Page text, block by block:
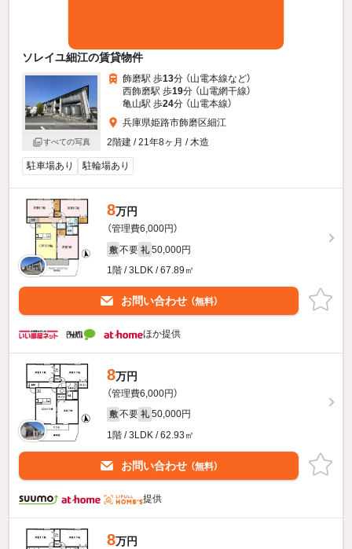
ソレイユ細江の賃貸物件
すべての写真
飾磨駅 歩13分 （山電本線など）
西飾磨駅 歩19分 （山電網干線）
亀山駅 歩24分 （山電本線）
兵庫県姫路市飾磨区細江
2階建 / 21年8ヶ月 / 木造
駐車場あり 駐輪場あり
8万円
（管理費6,000円）
敷 不要 礼 50,000円
1階 / 3LDK / 67.89㎡
お問い合わせ （無料）
ほか提供
8万円
（管理費6,000円）
敷 不要 礼 50,000円
1階 / 3LDK / 62.93㎡
お問い合わせ （無料）
提供
8万円